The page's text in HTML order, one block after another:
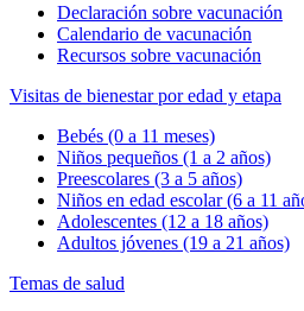
Declaración sobre vacunación
Calendario de vacunación
Recursos sobre vacunación
Visitas de bienestar por edad y etapa
Bebés (0 a 11 meses)
Niños pequeños (1 a 2 años)
Preescolares (3 a 5 años)
Niños en edad escolar (6 a 11
Adolescentes (12 a 18 años)
Adultos jóvenes (19 a 21 años)
Temas de salud